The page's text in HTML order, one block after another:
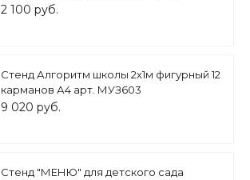
Дек1733_5
2 100 руб.
Стенд Алгоритм школы 2х1м фигурный 12
карманов А4 арт. МУЗ603
9 020 руб.
Стенд "МЕНЮ" для детского сада